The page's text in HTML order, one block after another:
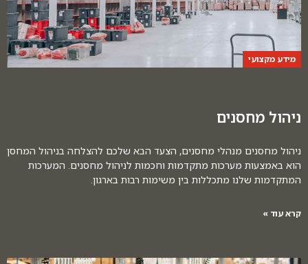
מידע מקצועי
ניהול מחסנים
ניהול מחסנים מנהלי מחסנים, הצעד הבא שלכם להצלחה בניהול המחסן
הוא באמצעות מערכות מתקדמות וחכמות לניהול מחסנים. המערכות
המתקדמות שלנו מתכללות בין משימות רבות בארגון.
קרא עוד »